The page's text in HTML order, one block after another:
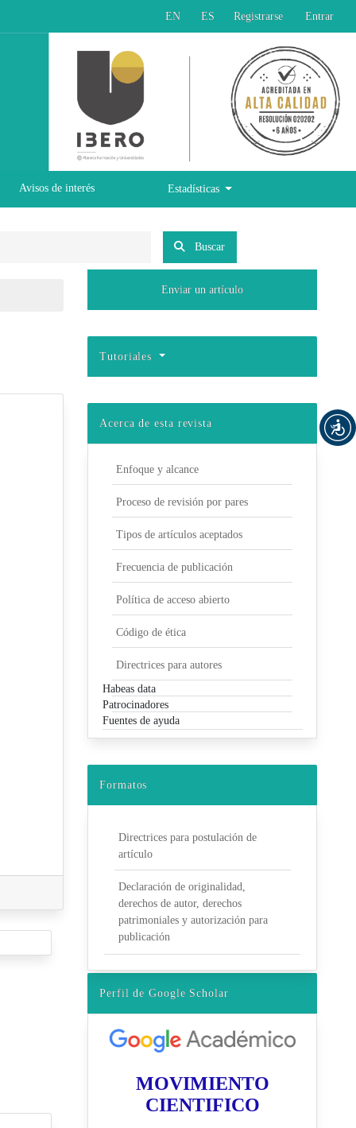
EN ES Registrarse Entrar
Avisos de interés Estadísticas
Buscar
Enviar un artículo
Tutoriales
Acerca de esta revista
Enfoque y alcance
Proceso de revisión por pares
Tipos de artículos aceptados
Frecuencia de publicación
Política de acceso abierto
Código de ética
Directrices para autores
Habeas data
Patrocinadores
Fuentes de ayuda
Formatos
Directrices para postulación de
artículo
Declaración de originalidad,
derechos de autor, derechos
patrimoniales y autorización para
publicación
Perfil de Google Scholar